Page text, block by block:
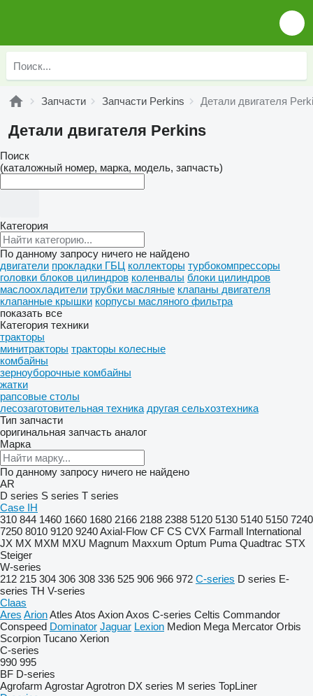
Запчасти Запчасти Perkins Детали двигателя
Детали двигателя Perkins
Поиск
(каталожный номер, марка, модель, запчасть)
Категория
По данному запросу ничего не найдено
двигатели прокладки ГБЦ коллекторы турбокомпрессоры
головки блоков цилиндров коленвалы блоки цилиндров
маслоохладители трубки масляные клапаны двигателя
клапанные крышки корпусы масляного фильтра
показать все
Категория техники
тракторы
минитракторы тракторы колесные
комбайны
зерноуборочные комбайны
жатки
рапсовые столы
лесозаготовительная техника другая сельхозтехника
Тип запчасти
оригинальная запчасть аналог
Марка
По данному запросу ничего не найдено
AR
D series S series T series
Case IH
310 844 1460 1660 1680 2166 2188 2388 5120 5130 5140 5150 7240
7250 8010 9120 9240Axial-Flow CF CS CVX Farmall International
JX MX MXM MXU Magnum Maxxum Optum Puma Quadtrac STX
Steiger
W-series
212 215 304 306 308 336 525 906 966 972 C-series D series E-
series TH V-series
Claas
Ares ArionAtles Atos AxionAxos C-series Celtis Commandor
Conspeed Dominator Jaguar Lexion Medion Mega Mercator Orbis
Scorpion Tucano Xerion
C-series
990 995
BF D-series
Agrofarm AgrostarAgrotron DX series M series TopLiner